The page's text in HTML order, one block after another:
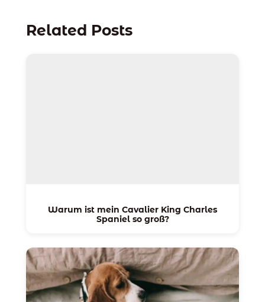
Related Posts
Warum ist mein Cavalier King Charles
Spaniel so groß?